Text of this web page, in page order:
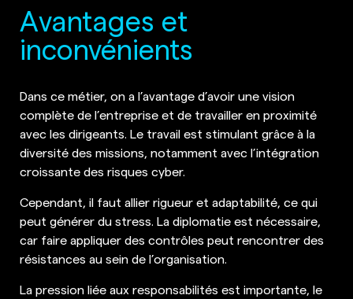
Avantages et
inconvénients
Dans ce métier, on a l’avantage d’avoir une vision
complète de l’entreprise et de travailler en proximité
avec les dirigeants. Le travail est stimulant grâce à la
diversité des missions, notamment avec l’intégration
croissante des risques cyber.
Cependant, il faut allier rigueur et adaptabilité, ce qui
peut générer du stress. La diplomatie est nécessaire,
car faire appliquer des contrôles peut rencontrer des
résistances au sein de l’organisation.
La pression liée aux responsabilités est importante, le